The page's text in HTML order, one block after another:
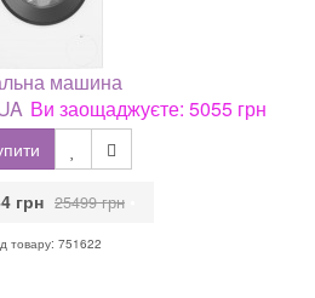
машина
Ви заощаджуєте: 5055 грн
грн 25499 грн
товару: 751622